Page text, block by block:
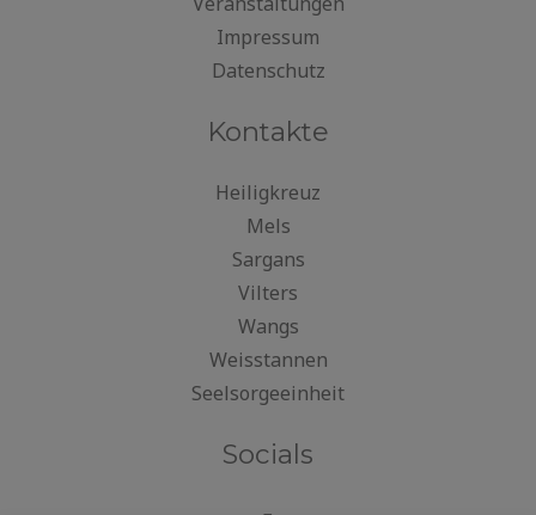
Impressum
Datenschutz
Kontakte
Heiligkreuz
Mels
Sargans
Vilters
Wangs
Weisstannen
Seelsorgeeinheit
Socials